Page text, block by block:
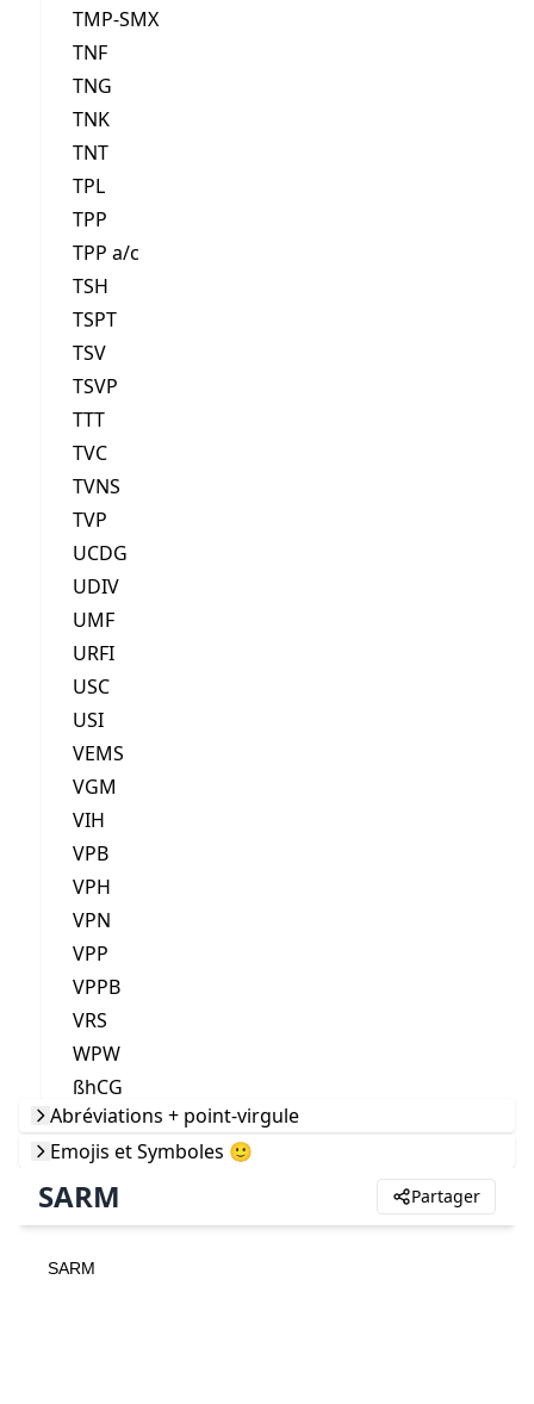
TMP-SMX
TNF
TNG
TNK
TNT
TPL
TPP
TPP a/c
TSH
TSPT
TSV
TSVP
TTT
TVC
TVNS
TVP
UCDG
UDIV
UMF
URFI
USC
USI
VEMS
VGM
VIH
VPB
VPH
VPN
VPP
VPPB
VRS
WPW
ßhCG
Abréviations + point-virgule
Emojis et Symboles 🙂
SARM Partager
SARM